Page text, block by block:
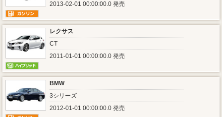
2013-02-01 00:00:00.0 発売
レクサス
CT
2011-01-01 00:00:00.0 発売
BMW
3シリーズ
2012-01-01 00:00:00.0 発売